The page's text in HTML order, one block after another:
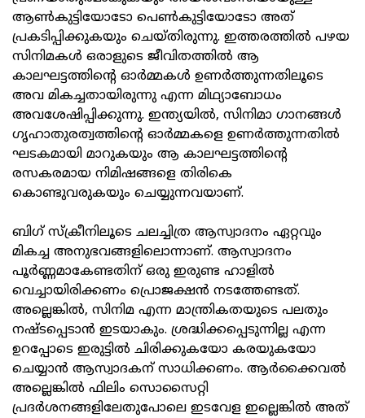
ആൺകുട്ടിയോടോ പെൺകുട്ടിയോടോ അത്
പ്രകടിപ്പിക്കുകയും ചെയ്തിരുന്നു. ഇത്തരത്തിൽ പഴയ
സിനിമകൾ ഒരാളുടെ ജീവിതത്തിൽ ആ
കാലഘട്ടത്തിന്റെ ഓർമ്മകൾ ഉണർത്തുന്നതിലൂടെ
അവ മികച്ചതായിരുന്നു എന്ന മിഥ്യാബോധം
അവശേഷിപ്പിക്കുന്നു. ഇന്ത്യയിൽ, സിനിമാ ഗാനങ്ങൾ
ഗൃഹാതുരത്വത്തിന്റെ ഓർമ്മകളെ ഉണർത്തുന്നതിൽ
ഘടകമായി മാറുകയും ആ കാലഘട്ടത്തിന്റെ
രസകരമായ നിമിഷങ്ങളെ തിരികെ
കൊണ്ടുവരുകയും ചെയ്യുന്നവയാണ്.
ബിഗ് സ്‌ക്രീനിലൂടെ ചലച്ചിത്ര ആസ്വാദനം ഏറ്റവും
മികച്ച അനുഭവങ്ങളിലൊന്നാണ്. ആസ്വാദനം
പൂർണ്ണമാകേണ്ടതിന് ഒരു ഇരുണ്ട ഹാളിൽ
വെച്ചായിരിക്കണം പ്രൊജക്ഷൻ നടത്തേണ്ടത്.
അല്ലെങ്കിൽ, സിനിമ എന്ന മാന്ത്രികതയുടെ പലതും
നഷ്ടപ്പെടാൻ ഇടയാകും. ശ്രദ്ധിക്കപ്പെടുന്നില്ല എന്ന
ഉറപ്പോടെ ഇരുട്ടിൽ ചിരിക്കുകയോ കരയുകയോ
ചെയ്യാൻ ആസ്വാദകന് സാധിക്കണം. ആർക്കൈവൽ
അല്ലെങ്കിൽ ഫിലിം സൊസൈറ്റി
പ്രദർശനങ്ങളിലേതുപോലെ ഇടവേള ഇല്ലെങ്കിൽ അത്